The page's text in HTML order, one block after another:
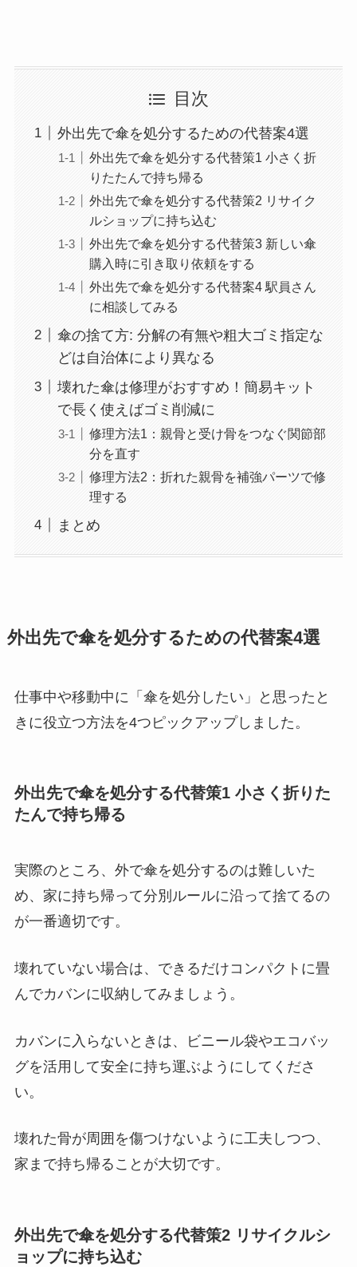
目次
外出先で傘を処分するための代替案4選
外出先で傘を処分する代替策1 小さく折
りたたんで持ち帰る
外出先で傘を処分する代替策2 リサイク
ルショップに持ち込む
外出先で傘を処分する代替策3 新しい傘
購入時に引き取り依頼をする
外出先で傘を処分する代替案4 駅員さん
に相談してみる
傘の捨て方: 分解の有無や粗大ゴミ指定な
どは自治体により異なる
壊れた傘は修理がおすすめ！簡易キット
で長く使えばゴミ削減に
修理方法1：親骨と受け骨をつなぐ関節部
分を直す
修理方法2：折れた親骨を補強パーツで修
理する
まとめ
外出先で傘を処分するための代替案4選
仕事中や移動中に「傘を処分したい」と思ったと
きに役立つ方法を4つピックアップしました。
外出先で傘を処分する代替策1 小さく折りた
たんで持ち帰る
実際のところ、外で傘を処分するのは難しいた
め、家に持ち帰って分別ルールに沿って捨てるの
が一番適切です。
壊れていない場合は、できるだけコンパクトに畳
んでカバンに収納してみましょう。
カバンに入らないときは、ビニール袋やエコバッ
グを活用して安全に持ち運ぶようにしてくださ
い。
壊れた骨が周囲を傷つけないように工夫しつつ、
家まで持ち帰ることが大切です。
外出先で傘を処分する代替策2 リサイクルシ
ョップに持ち込む